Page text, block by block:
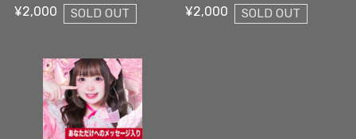
¥2,000 SOLD OUT ¥2,000 SOLD OUT